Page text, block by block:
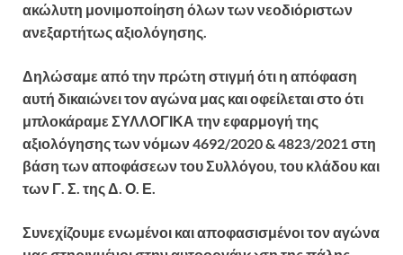
ακώλυτη μονιμοποίηση όλων των νεοδιόριστων
ανεξαρτήτως αξιολόγησης.
Δηλώσαμε από την πρώτη στιγμή ότι η απόφαση
αυτή δικαιώνει τον αγώνα μας και οφείλεται στο ότι
μπλοκάραμε ΣΥΛΛΟΓΙΚΑ την εφαρμογή της
αξιολόγησης των νόμων 4692/2020 & 4823/2021 στη
βάση των αποφάσεων του Συλλόγου, του κλάδου και
των Γ. Σ. της Δ. Ο. Ε.
Συνεχίζουμε ενωμένοι και αποφασισμένοι τον αγώνα